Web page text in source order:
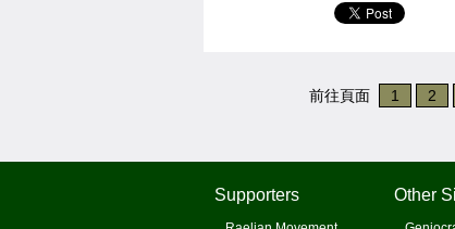
前往頁面 1 2
Supporters Other